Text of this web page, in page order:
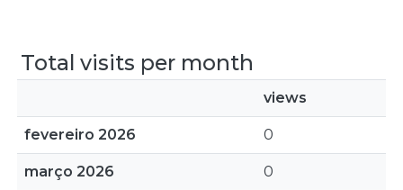
Total visits per month
views
fevereiro 2026 0
março 2026 0